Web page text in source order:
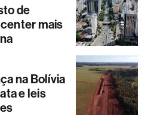
de
mais
na Bolívia
e leis